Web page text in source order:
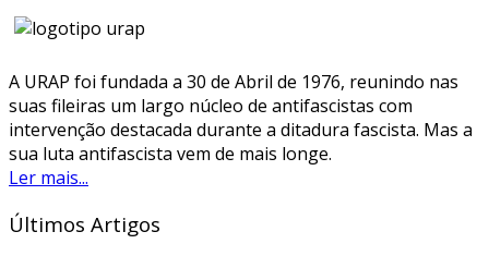
A URAP foi fundada a 30 de Abril de 1976, reunindo nas
suas fileiras um largo núcleo de antifascistas com
intervenção destacada durante a ditadura fascista. Mas a
sua luta antifascista vem de mais longe.
Ler mais...
Últimos Artigos